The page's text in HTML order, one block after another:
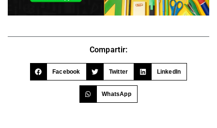
Compartir:
Facebook Twitter LinkedIn
WhatsApp